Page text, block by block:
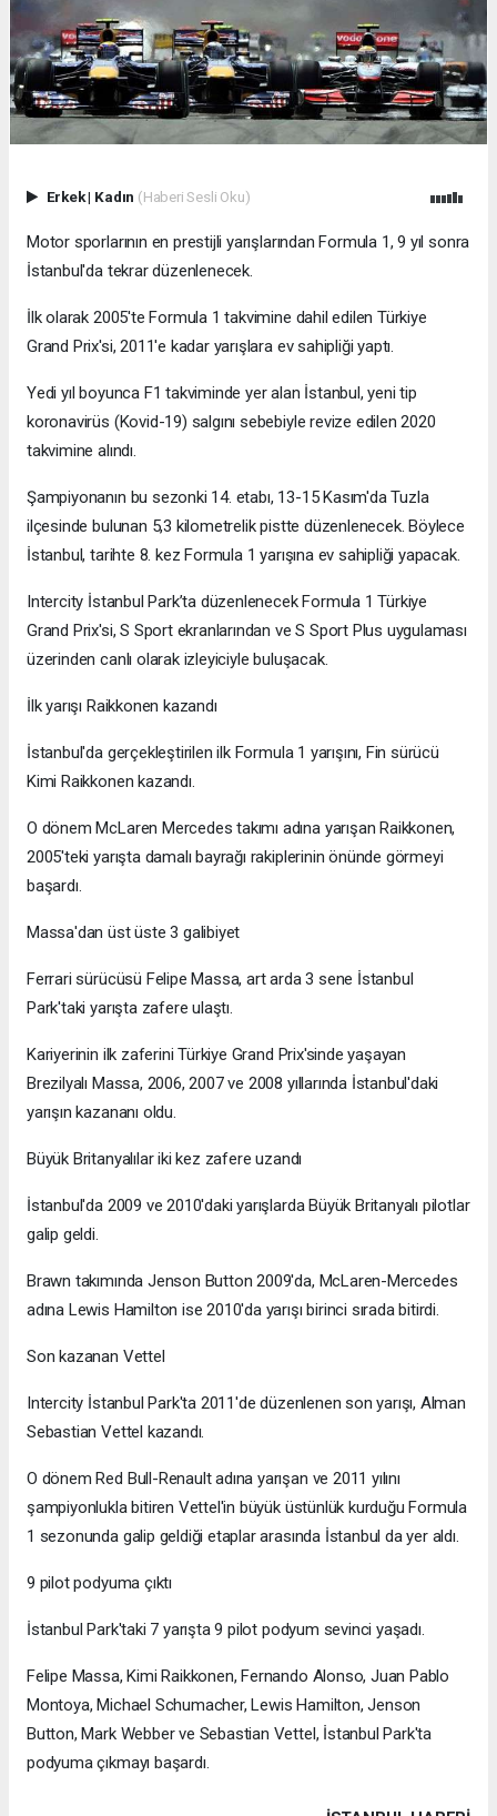
Erkek| Kadın (Haberi Sesli Oku)
Motor sporlarının en prestijli yarışlarından Formula 1, 9 yıl sonra
İstanbul'da tekrar düzenlenecek.
İlk olarak 2005'te Formula 1 takvimine dahil edilen Türkiye
Grand Prix'si, 2011'e kadar yarışlara ev sahipliği yaptı.
Yedi yıl boyunca F1 takviminde yer alan İstanbul, yeni tip
koronavirüs (Kovid-19) salgını sebebiyle revize edilen 2020
takvimine alındı.
Şampiyonanın bu sezonki 14. etabı, 13-15 Kasım'da Tuzla
ilçesinde bulunan 5,3 kilometrelik pistte düzenlenecek. Böylece
İstanbul, tarihte 8. kez Formula 1 yarışına ev sahipliği yapacak.
Intercity İstanbul Park’ta düzenlenecek Formula 1 Türkiye
Grand Prix'si, S Sport ekranlarından ve S Sport Plus uygulaması
üzerinden canlı olarak izleyiciyle buluşacak.
İlk yarışı Raikkonen kazandı
İstanbul'da gerçekleştirilen ilk Formula 1 yarışını, Fin sürücü
Kimi Raikkonen kazandı.
O dönem McLaren Mercedes takımı adına yarışan Raikkonen,
2005'teki yarışta damalı bayrağı rakiplerinin önünde görmeyi
başardı.
Massa'dan üst üste 3 galibiyet
Ferrari sürücüsü Felipe Massa, art arda 3 sene İstanbul
Park'taki yarışta zafere ulaştı.
Kariyerinin ilk zaferini Türkiye Grand Prix'sinde yaşayan
Brezilyalı Massa, 2006, 2007 ve 2008 yıllarında İstanbul'daki
yarışın kazananı oldu.
Büyük Britanyalılar iki kez zafere uzandı
İstanbul'da 2009 ve 2010'daki yarışlarda Büyük Britanyalı pilotlar
galip geldi.
Brawn takımında Jenson Button 2009'da, McLaren-Mercedes
adına Lewis Hamilton ise 2010'da yarışı birinci sırada bitirdi.
Son kazanan Vettel
Intercity İstanbul Park'ta 2011'de düzenlenen son yarışı, Alman
Sebastian Vettel kazandı.
O dönem Red Bull-Renault adına yarışan ve 2011 yılını
şampiyonlukla bitiren Vettel'in büyük üstünlük kurduğu Formula
1 sezonunda galip geldiği etaplar arasında İstanbul da yer aldı.
9 pilot podyuma çıktı
İstanbul Park'taki 7 yarışta 9 pilot podyum sevinci yaşadı.
Felipe Massa, Kimi Raikkonen, Fernando Alonso, Juan Pablo
Montoya, Michael Schumacher, Lewis Hamilton, Jenson
Button, Mark Webber ve Sebastian Vettel, İstanbul Park'ta
podyuma çıkmayı başardı.